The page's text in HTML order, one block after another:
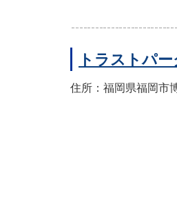
トラストパ
住所：福岡県福岡市